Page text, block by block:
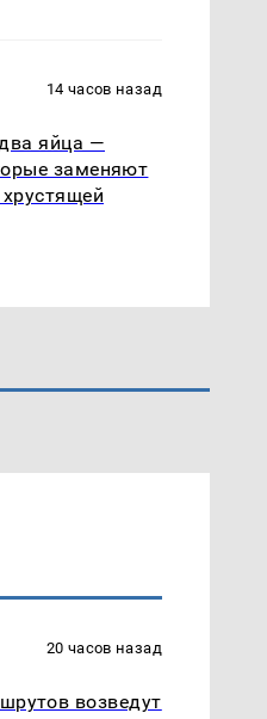
14 часов назад
яйца —
заменяют
20 часов назад
возведут